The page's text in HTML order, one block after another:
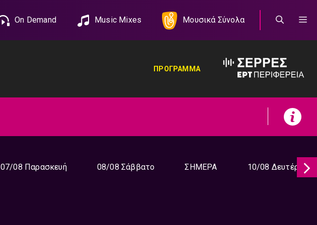
On Demand Music Mixes Μουσικά Σύνολα
ΠΡΟΓΡΑΜΜΑ
07/08 Παρασκευή 08/08 Σάββατο ΣΗΜΕΡΑ 10/08 Δευτέρα